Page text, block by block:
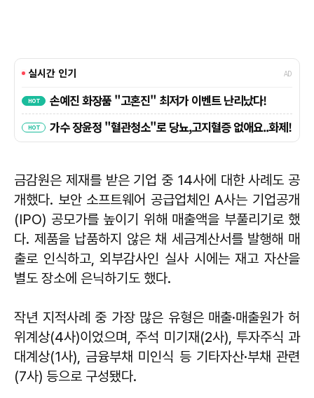
금감원은 제재를 받은 기업 중 14사에 대한 사례도 공
개했다. 보안 소프트웨어 공급업체인 A사는 기업공개
(IPO) 공모가를 높이기 위해 매출액을 부풀리기로 했
다. 제품을 납품하지 않은 채 세금계산서를 발행해 매
출로 인식하고, 외부감사인 실사 시에는 재고 자산을
별도 장소에 은닉하기도 했다.
작년 지적사례 중 가장 많은 유형은 매출·매출원가 허
위계상(4사)이었으며, 주석 미기재(2사), 투자주식 과
대계상(1사), 금융부채 미인식 등 기타자산·부채 관련
(7사) 등으로 구성됐다.